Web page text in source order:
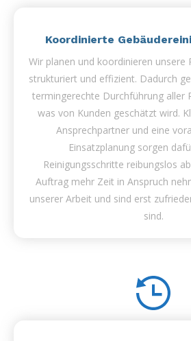
Koordinierte
Wir planen und koordinieren unsere
strukturiert und effizient. Dadurch
termingerechte Durchführung aller
was von Kunden geschätzt wird.
Ansprechpartner und eine
Einsatzplanung sorgen
Reinigungsschritte reibungslos
Auftrag mehr Zeit in Anspruch
unserer Arbeit und sind erst
sind.